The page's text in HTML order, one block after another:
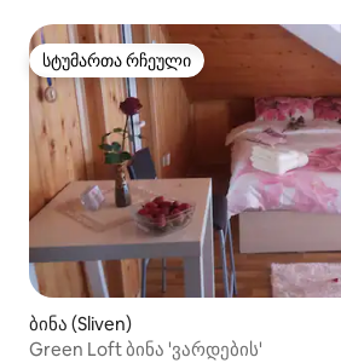
სტუმართა რჩეული
სტუმართა რჩეული
ბინა (Sliven)
Green Loft ბინა 'ვარდების'